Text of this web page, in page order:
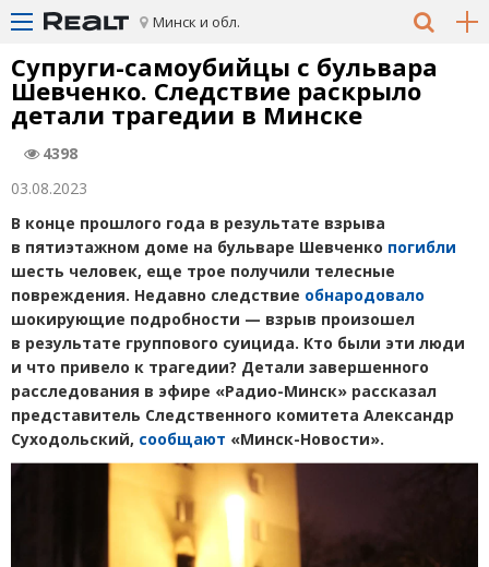
Минск и обл.
Супруги-самоубийцы с бульвара
Шевченко. Следствие раскрыло
детали трагедии в Минске
4398
03.08.2023
В конце прошлого года в результате взрыва
в пятиэтажном доме на бульваре Шевченко погибли
шесть человек, еще трое получили телесные
повреждения. Недавно следствие обнародовало
шокирующие подробности — взрыв произошел
в результате группового суицида. Кто были эти люди
и что привело к трагедии? Детали завершенного
расследования в эфире «Радио-Минск» рассказал
представитель Следственного комитета Александр
Суходольский, сообщают «Минск-Новости».